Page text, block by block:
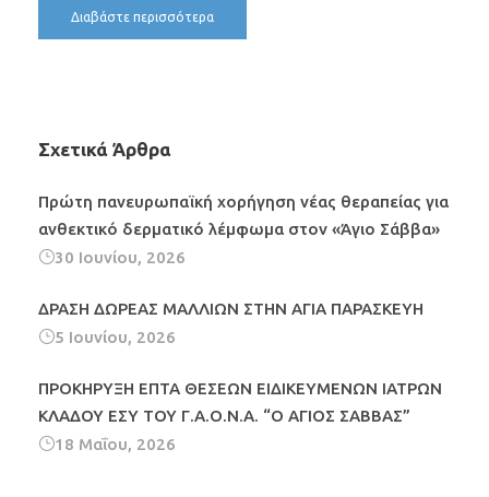
Διαβάστε περισσότερα
Σχετικά Άρθρα
Πρώτη πανευρωπαϊκή χορήγηση νέας θεραπείας για
ανθεκτικό δερματικό λέμφωμα στον «Άγιο Σάββα»
30 Ιουνίου, 2026
ΔΡΑΣΗ ΔΩΡΕΑΣ ΜΑΛΛΙΩΝ ΣΤΗΝ ΑΓΙΑ ΠΑΡΑΣΚΕΥΗ
5 Ιουνίου, 2026
ΠΡΟΚΗΡΥΞΗ ΕΠΤΑ ΘΕΣΕΩΝ ΕΙΔΙΚΕΥΜΕΝΩΝ ΙΑΤΡΩΝ
ΚΛΑΔΟΥ ΕΣΥ ΤΟΥ Γ.Α.Ο.Ν.Α. “Ο ΑΓΙΟΣ ΣΑΒΒΑΣ”
18 Μαΐου, 2026